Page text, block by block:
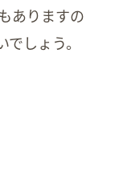
ありますの
しょう。